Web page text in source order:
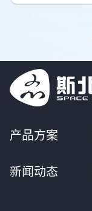
产品方案
新闻动态